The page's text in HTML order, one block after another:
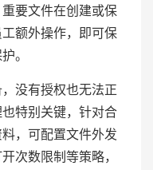
要文件在创建或保
额外操作，即可保
。
没有授权也无法正
特别关键，针对合
，可配置文件外发
次数限制等策略，